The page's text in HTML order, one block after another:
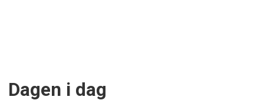
Dagen i dag